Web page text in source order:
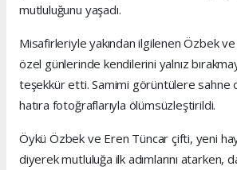
mutluluğunu yaşadı.
Misafirleriyle yakından ilgilenen Özbek
özel günlerinde kendilerini yalnız
teşekkür etti. Samimi görüntülere sahne
hatıra fotoğraflarıyla ölümsüzleştirildi.
Öykü Özbek ve Eren Tüncar çifti, yeni
diyerek mutluluğa ilk adımlarını atarken,